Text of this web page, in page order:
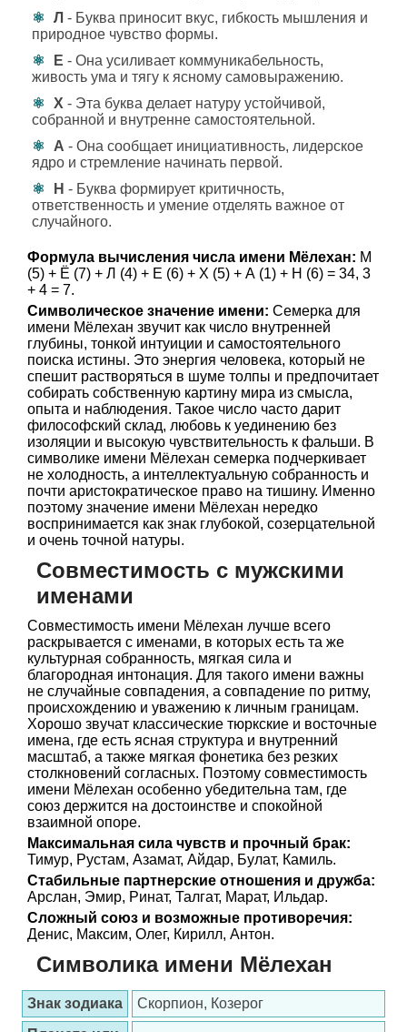
Л - Буква приносит вкус, гибкость мышления и
природное чувство формы.
Е - Она усиливает коммуникабельность,
живость ума и тягу к ясному самовыражению.
Х - Эта буква делает натуру устойчивой,
собранной и внутренне самостоятельной.
А - Она сообщает инициативность, лидерское
ядро и стремление начинать первой.
Н - Буква формирует критичность,
ответственность и умение отделять важное от
случайного.
Формула вычисления числа имени Мёлехан: М
(5) + Ё (7) + Л (4) + Е (6) + Х (5) + А (1) + Н (6) = 34, 3
+ 4 = 7.
Символическое значение имени: Семерка для
имени Мёлехан звучит как число внутренней
глубины, тонкой интуиции и самостоятельного
поиска истины. Это энергия человека, который не
спешит растворяться в шуме толпы и предпочитает
собирать собственную картину мира из смысла,
опыта и наблюдения. Такое число часто дарит
философский склад, любовь к уединению без
изоляции и высокую чувствительность к фальши. В
символике имени Мёлехан семерка подчеркивает
не холодность, а интеллектуальную собранность и
почти аристократическое право на тишину. Именно
поэтому значение имени Мёлехан нередко
воспринимается как знак глубокой, созерцательной
и очень точной натуры.
Совместимость с мужскими
именами
Совместимость имени Мёлехан лучше всего
раскрывается с именами, в которых есть та же
культурная собранность, мягкая сила и
благородная интонация. Для такого имени важны
не случайные совпадения, а совпадение по ритму,
происхождению и уважению к личным границам.
Хорошо звучат классические тюркские и восточные
имена, где есть ясная структура и внутренний
масштаб, а также мягкая фонетика без резких
столкновений согласных. Поэтому совместимость
имени Мёлехан особенно убедительна там, где
союз держится на достоинстве и спокойной
взаимной опоре.
Максимальная сила чувств и прочный брак:
Тимур, Рустам, Азамат, Айдар, Булат, Камиль.
Стабильные партнерские отношения и дружба:
Арслан, Эмир, Ринат, Талгат, Марат, Ильдар.
Сложный союз и возможные противоречия:
Денис, Максим, Олег, Кирилл, Антон.
Символика имени Мёлехан
Знак зодиака
Скорпион, Козерог